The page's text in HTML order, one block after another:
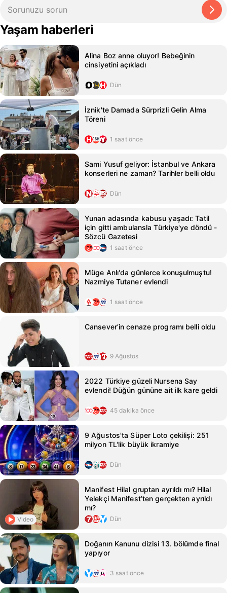
Yaşam haberleri
Alina Boz anne oluyor! Bebeğinin
cinsiyetini açıkladı
Dün
İznik'te Damada Sürprizli Gelin Alma
Töreni
1 saat önce
Sami Yusuf geliyor: İstanbul ve Ankara
konserleri ne zaman? Tarihler belli oldu
Dün
Yunan adasında kabusu yaşadı: Tatil
için gitti ambulansla Türkiye'ye döndü -
Sözcü Gazetesi
1 saat önce
Müge Anlı'da günlerce konuşulmuştu!
Nazmiye Tutaner evlendi
1 saat önce
Cansever’in cenaze programı belli oldu
9 Ağustos
2022 Türkiye güzeli Nursena Say
evlendi! Düğün gününe ait ilk kare geldi
45 dakika önce
9 Ağustos'ta Süper Loto çekilişi: 251
milyon TL'lik büyük ikramiye
Dün
Video
Manifest Hilal gruptan ayrıldı mı? Hilal
Yelekçi Manifest’ten gerçekten ayrıldı
mı?
Dün
Doğanın Kanunu dizisi 13. bölümde final
yapıyor
3 saat önce